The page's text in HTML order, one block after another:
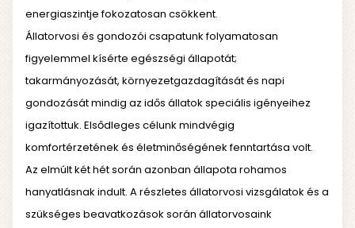
energiaszintje fokozatosan csökkent.
Állatorvosi és gondozói csapatunk folyamatosan
figyelemmel kísérte egészségi állapotát;
takarmányozását, környezetgazdagítását és napi
gondozását mindig az idős állatok speciális igényeihez
igazítottuk. Elsődleges célunk mindvégig
komfortérzetének és életminőségének fenntartása volt.
Az elmúlt két hét során azonban állapota rohamos
hanyatlásnak indult. A részletes állatorvosi vizsgálatok és a
szükséges beavatkozások során állatorvosaink